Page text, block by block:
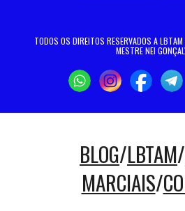
TODOS OS DIREITOS RESERVADOS A
MESTRE NEI
BLOG/LBTAM/
MARCIAIS/